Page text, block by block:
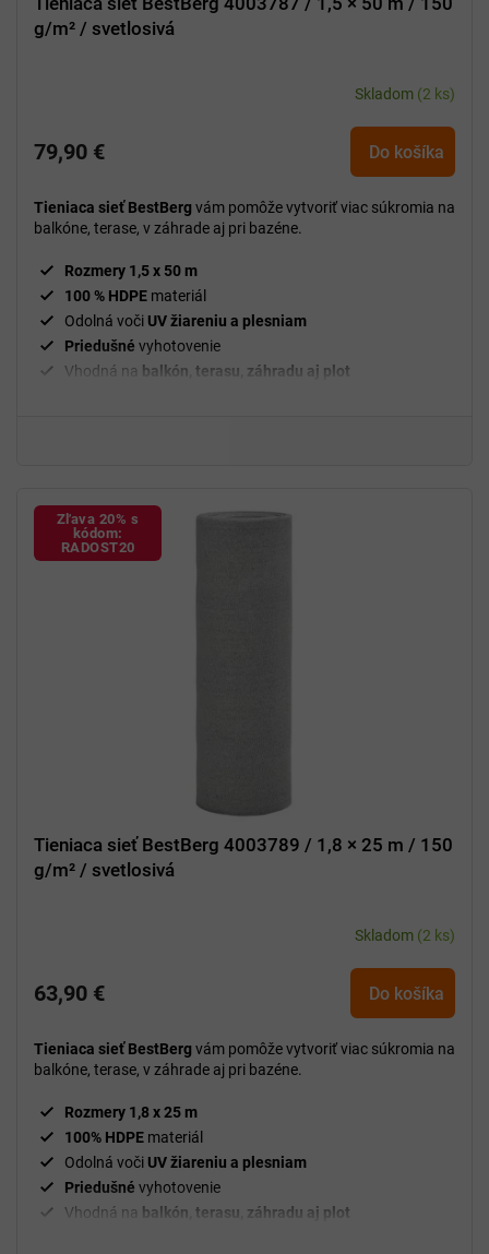
g/m² / svetlosivá
Skladom (2 ks)
79,90 € Do košíka
Tieniaca sieť BestBerg vám pomôže vytvoriť viac súkromia na
balkóne, terase, v záhrade aj pri bazéne.
Rozmery 1,5 x 50 m
100 % HDPE materiál
Odolná voči UV žiareniu a plesniam
Priedušné vyhotovenie
Vhodná na balkón, terasu, záhradu aj plot
Zľava 20% s
kódom:
RADOST20
Tieniaca sieť BestBerg 4003789 / 1,8 × 25 m / 150
g/m² / svetlosivá
Skladom (2 ks)
63,90 € Do košíka
Tieniaca sieť BestBerg vám pomôže vytvoriť viac súkromia na
balkóne, terase, v záhrade aj pri bazéne.
Rozmery 1,8 x 25 m
100% HDPE materiál
Odolná voči UV žiareniu a plesniam
Priedušné vyhotovenie
Vhodná na balkón, terasu, záhradu aj plot